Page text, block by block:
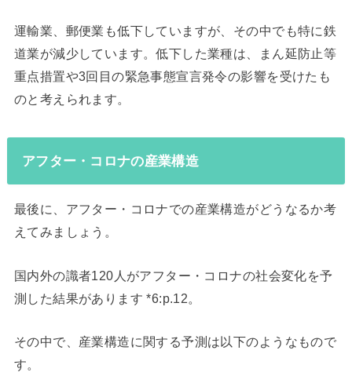
運輸業、郵便業も低下していますが、その中でも特に鉄
道業が減少しています。低下した業種は、まん延防止等
重点措置や3回目の緊急事態宣言発令の影響を受けたも
のと考えられます。
アフター・コロナの産業構造
最後に、アフター・コロナでの産業構造がどうなるか考
えてみましょう。
国内外の識者120人がアフター・コロナの社会変化を予
測した結果があります *6:p.12。
その中で、産業構造に関する予測は以下のようなもので
す。